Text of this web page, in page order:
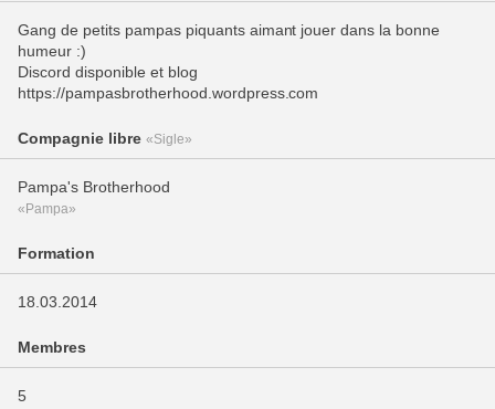
Gang de petits pampas piquants aimant jouer dans la bonne
humeur :)
Discord disponible et blog
https://pampasbrotherhood.wordpress.com
Compagnie libre «Sigle»
Pampa's Brotherhood
«Pampa»
Formation
18.03.2014
Membres
5